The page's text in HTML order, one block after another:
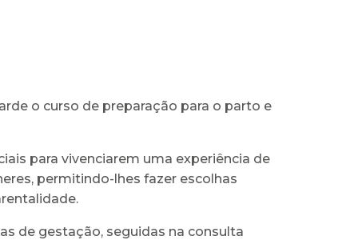
o curso de preparação para o parto e
para vivenciarem uma experiência de
permitindo-lhes fazer escolhas
de gestação, seguidas na consulta